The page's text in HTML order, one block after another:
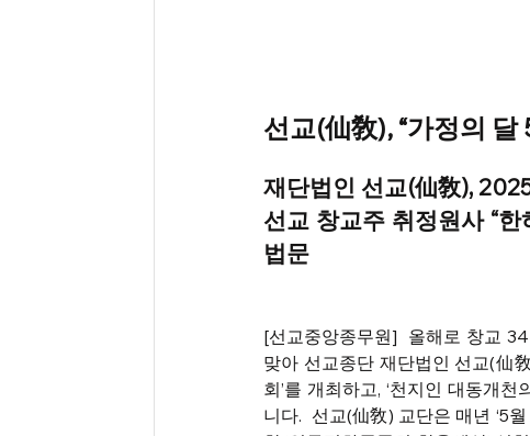
선교(仙敎), “가정의
재단법인 선교(仙敎),
선교 창교주 취정원사 “
법문
[선교중앙종무원] 올해로 창교
맞아 선교종단 재단법인 선교(仙
회’를 개최하고, ‘천지인 대동개
니다.  선교(仙敎) 교단은 매년 ‘5